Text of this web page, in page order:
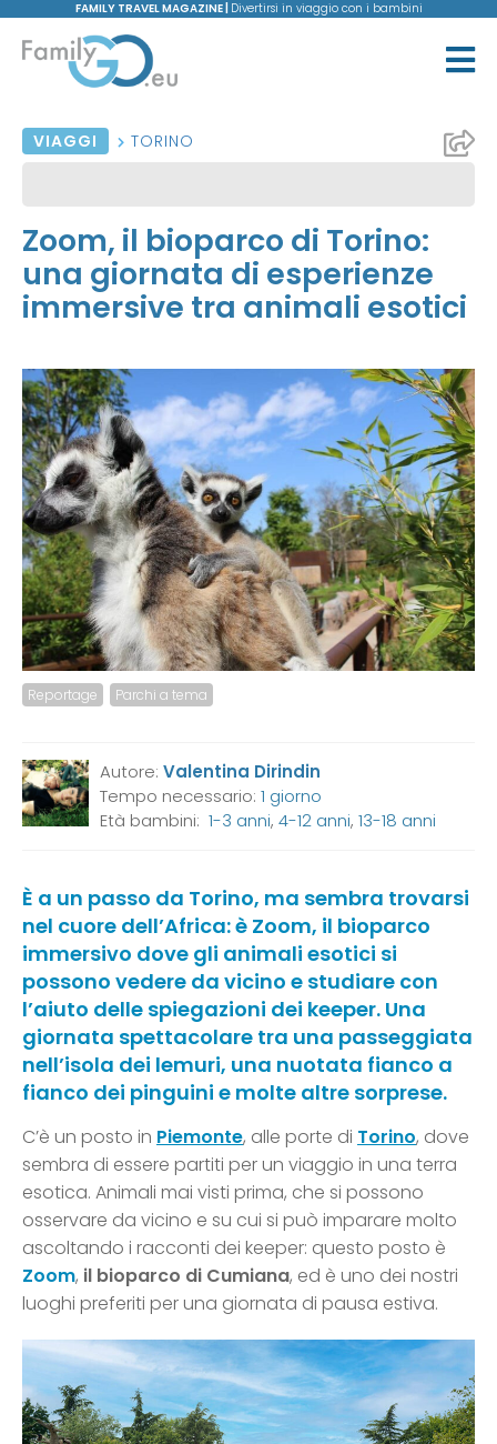
FAMILY TRAVEL MAGAZINE | Divertirsi in viaggio con i bambini
VIAGGI TORINO
Zoom, il bioparco di Torino:
una giornata di esperienze
immersive tra animali esotici
Reportage Parchi a tema
Autore: Valentina Dirindin
Tempo necessario: 1 giorno
Età bambini: 1-3 anni, 4-12 anni, 13-18 anni
È a un passo da Torino, ma sembra trovarsi
nel cuore dell’Africa: è Zoom, il bioparco
immersivo dove gli animali esotici si
possono vedere da vicino e studiare con
l’aiuto delle spiegazioni dei keeper. Una
giornata spettacolare tra una passeggiata
nell’isola dei lemuri, una nuotata fianco a
fianco dei pinguini e molte altre sorprese.
C’è un posto in Piemonte, alle porte di Torino, dove
sembra di essere partiti per un viaggio in una terra
esotica. Animali mai visti prima, che si possono
osservare da vicino e su cui si può imparare molto
ascoltando i racconti dei keeper: questo posto è
Zoom, il bioparco di Cumiana, ed è uno dei nostri
luoghi preferiti per una giornata di pausa estiva.